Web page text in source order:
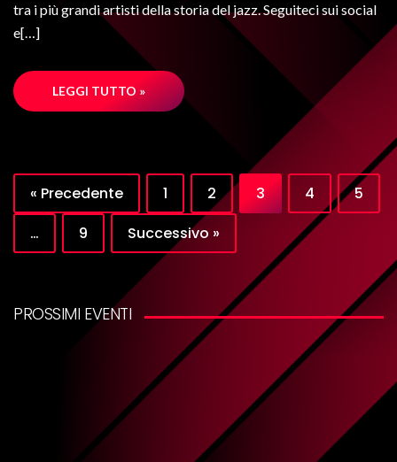
tra i più grandi artisti della storia del jazz. Seguiteci sui social
e[…]
LEGGI TUTTO »
« Precedente 1 2 3 4
5
…
9 Successivo »
PROSSIMI EVENTI